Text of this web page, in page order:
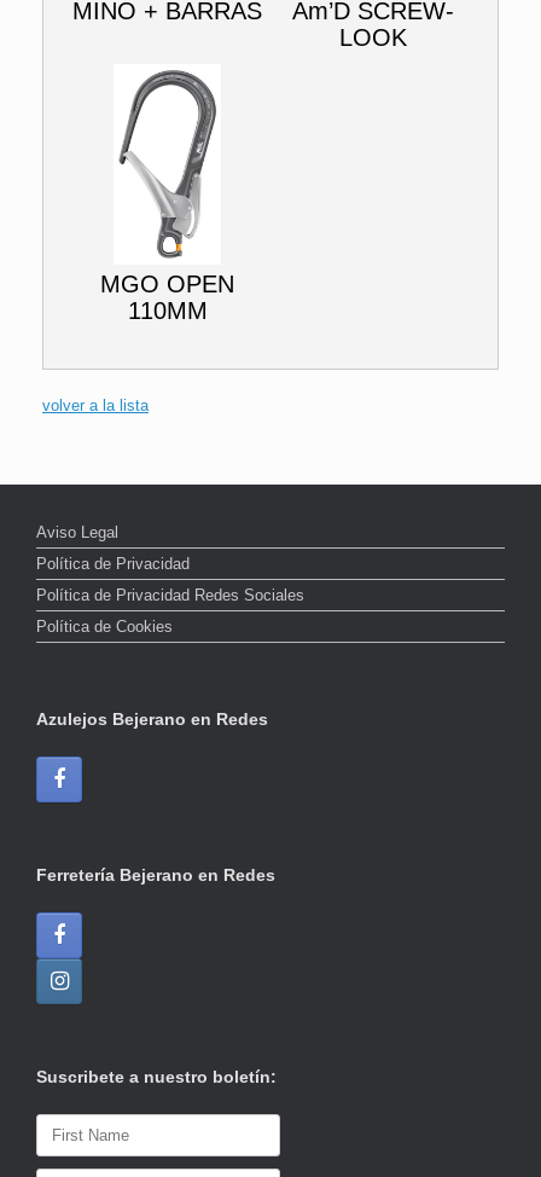
MINO + BARRAS
Am’D SCREW-
LOOK
MGO OPEN
110MM
volver a la lista
Aviso Legal
Política de Privacidad
Política de Privacidad Redes Sociales
Política de Cookies
Azulejos Bejerano en Redes
Ferretería Bejerano en Redes
Suscribete a nuestro boletín: